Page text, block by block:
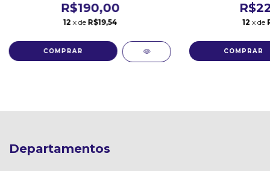
R$190,00
12 x de R$19,54 12 x de
Departamentos